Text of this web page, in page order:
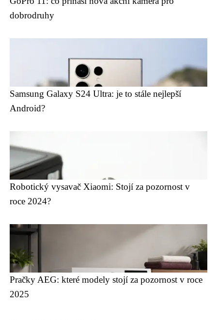
dobrodruhy
Samsung Galaxy S24 Ultra: je to stále nejlepší
Android?
Robotický vysavač Xiaomi: Stojí za pozornost v
roce 2024?
Pračky AEG: které modely stojí za pozornost v roce
2025